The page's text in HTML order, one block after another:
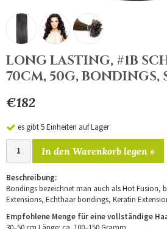
LONG LASTING, #1B
70CM, 50G, BONDINGS,
€182
es gibt 5 Einheiten auf Lager
In den Warenkorb legen »
Beschreibung:
Bondings bezeichnet man auch als Hot Fusion,
Extensions, Echthaar bondings, Keratin
Empfohlene Menge für eine vollständige